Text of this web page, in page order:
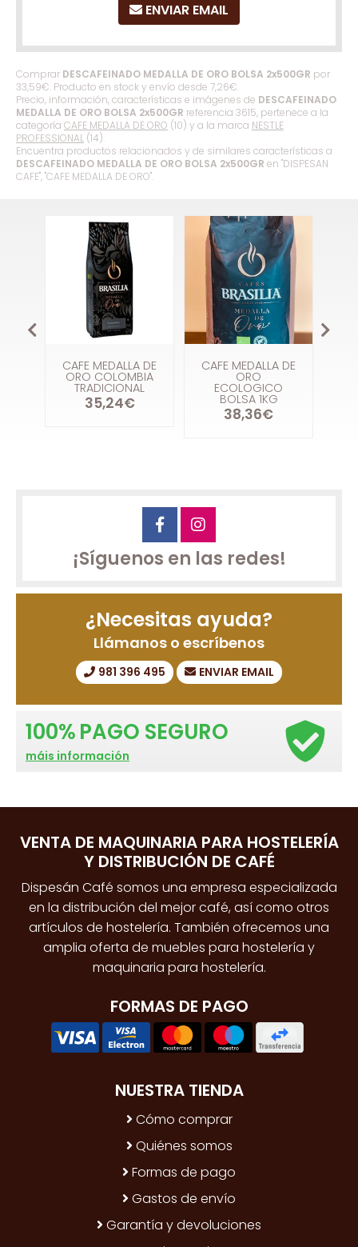
Comprar DESCAFEINADO MEDALLA DE ORO BOLSA 2x500GR por
33,59€. Producto en stock y envío desde 7,26€.
Precio, información, características e imágenes de DESCAFEINADO
MEDALLA DE ORO BOLSA 2x500GR referencia 3615, pertenece a la
categoría CAFE MEDALLA DE ORO (10) y a la marca NESTLE
PROFESSIONAL (14).
Encuentra productos relacionados y de similares características a
DESCAFEINADO MEDALLA DE ORO BOLSA 2x500GR en "DISPESAN
CAFE", "CAFE MEDALLA DE ORO".
ENVIAR EMAIL
CAFE MEDALLA DE
ORO COLOMBIA
TRADICIONAL
35,24€
CAFE MEDALLA DE
ECOLOGICO
BOLSA 1KG
38,36€
CAFE
¡Síguenos en las redes!
¿Necesitas ayuda?
Llámanos o escríbenos
981 396 495 ENVIAR EMAIL
100%PAGO SEGURO
máis información
VENTA DE MAQUINARIA PARA HOSTELERÍA
Y DISTRIBUCIÓN DE CAFÉ
Dispesán Café somos una empresa especializada
en la distribución del mejor café, así como otros
artículos de hostelería. También ofrecemos una
amplia oferta de muebles para hostelería y
maquinaria para hostelería.
FORMAS DE PAGO
NUESTRA TIENDA
Cómo comprar
Quiénes somos
Formas de pago
Gastos de envío
Garantía y devoluciones